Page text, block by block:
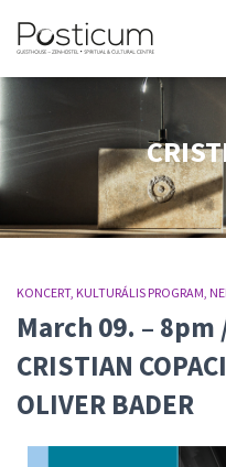
KONCERT KULTURÁLIS PROGRAM
March 09. – 8pm
CRISTIAN
OLIVER BADER